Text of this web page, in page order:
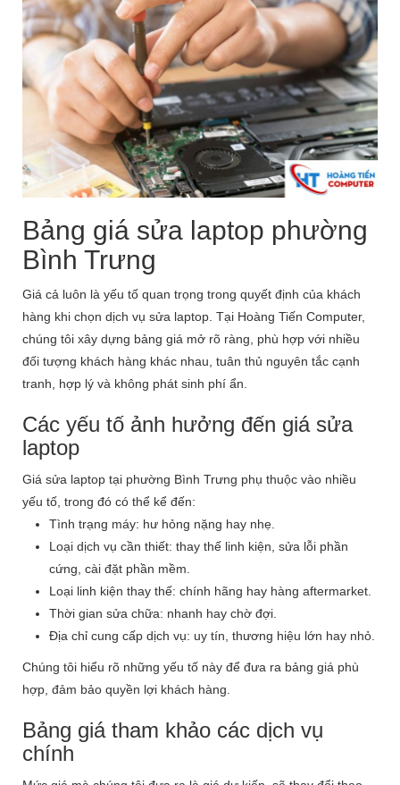
Bảng giá sửa laptop phường
Bình Trưng
Giá cả luôn là yếu tố quan trọng trong quyết định của khách
hàng khi chọn dịch vụ sửa laptop. Tại Hoàng Tiến Computer,
chúng tôi xây dựng bảng giá mở rõ ràng, phù hợp với nhiều
đối tượng khách hàng khác nhau, tuân thủ nguyên tắc cạnh
tranh, hợp lý và không phát sinh phí ẩn.
Các yếu tố ảnh hưởng đến giá sửa
laptop
Giá sửa laptop tại phường Bình Trưng phụ thuộc vào nhiều
yếu tố, trong đó có thể kể đến:
Tình trạng máy: hư hỏng nặng hay nhẹ.
Loại dịch vụ cần thiết: thay thế linh kiện, sửa lỗi phần
cứng, cài đặt phần mềm.
Loại linh kiện thay thế: chính hãng hay hàng aftermarket.
Thời gian sửa chữa: nhanh hay chờ đợi.
Địa chỉ cung cấp dịch vụ: uy tín, thương hiệu lớn hay nhỏ.
Chúng tôi hiểu rõ những yếu tố này để đưa ra bảng giá phù
hợp, đảm bảo quyền lợi khách hàng.
Bảng giá tham khảo các dịch vụ
chính